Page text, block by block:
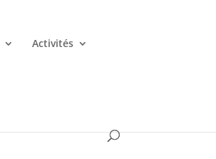
Activités